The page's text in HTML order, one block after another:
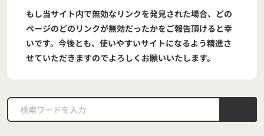
もし当サイト内で無効なリンクを発見された場合、どの
ページのどのリンクが無効だったかをご報告頂けると幸
いです。今後とも、使いやすいサイトになるよう精進さ
せていただきますのでよろしくお願いいたします。